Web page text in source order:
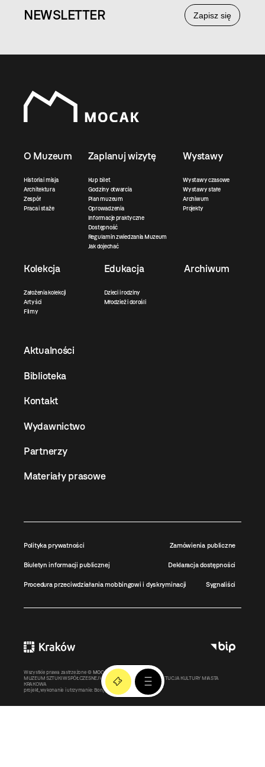
Zapisz się
NEWSLETTER
O Muzeum
Historia i misja
Architektura
Zespół
Praca i staże
Zaplanuj wizytę
Kup bilet
Godziny otwarcia
Plan muzeum
Oprowadzenia
Informacje praktyczne
Dostępność
Regulamin zwiedzania Muzeum
Jak dojechać
Wystawy
Wystawy czasowe
Wystawy stałe
Archiwum
Projekty
Kolekcja
Założenia kolekcji
Artyści
Filmy
Edukacja
Dzieci i rodziny
Młodzież i dorośli
Archiwum
Aktualności
Biblioteka
Kontakt
Wydawnictwo
Partnerzy
Materiały prasowe
Polityka prywatności Zamówienia publiczne
Biuletyn informacji publicznej Deklaracja dostępności
Procedura przeciwdziałania mobbingowi i dyskryminacji Sygnaliści
Wszystkie prawa zastrzeżone © MOCAK2011-2026
MUZEUM SZTUKI WSPÓŁCZESNEJ W KRAKOWIE MOCAK – INSTYTUCJA KULTURY MIASTA
KRAKOWA
projekt, wykonanie i utrzymanie: Bonjour.pl